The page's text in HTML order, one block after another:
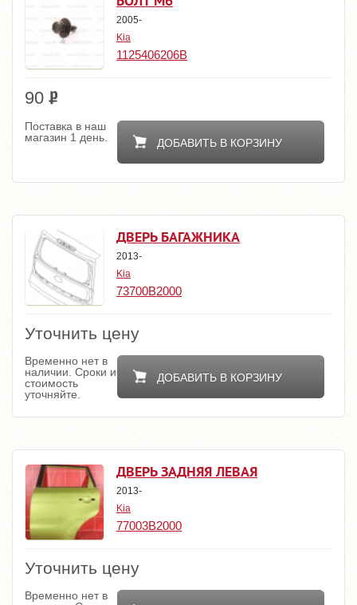
2005-
Kia
1125406206B
90
ДОБАВИТЬ В КОРЗИНУ
Поставка в наш
магазин 1 день.
ДВЕРЬ БАГАЖНИКА
2013-
Kia
73700B2000
Уточнить цену
ДОБАВИТЬ В КОРЗИНУ
Временно нет в
наличии. Сроки и
стоимость
уточняйте.
ДВЕРЬ ЗАДНЯЯ ЛЕВАЯ
2013-
Kia
77003B2000
Уточнить цену
Временно нет в